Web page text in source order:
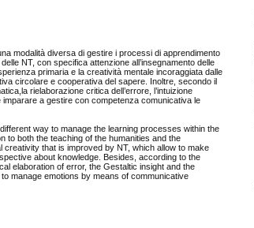
modalità diversa di gestire i processi di apprendimento
NT, con specifica attenzione all’insegnamento delle
primaria e la creatività mentale incoraggiata dalle
circolare e cooperativa del sapere. Inoltre, secondo il
rielaborazione critica dell’errore, l’intuizione
imparare a gestire con competenza comunicativa le
way to manage the learning processes within the
to both the teaching of the humanities and the
that is improved by NT, which allow to make
about knowledge. Besides, according to the
elaboration of error, the Gestaltic insight and the
manage emotions by means of communicative